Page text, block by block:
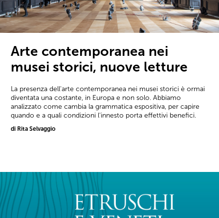
Arte contemporanea nei
musei storici, nuove letture
La presenza dell'arte contemporanea nei musei storici è ormai
diventata una costante, in Europa e non solo. Abbiamo
analizzato come cambia la grammatica espositiva, per capire
quando e a quali condizioni l'innesto porta effettivi benefici.
di Rita Selvaggio